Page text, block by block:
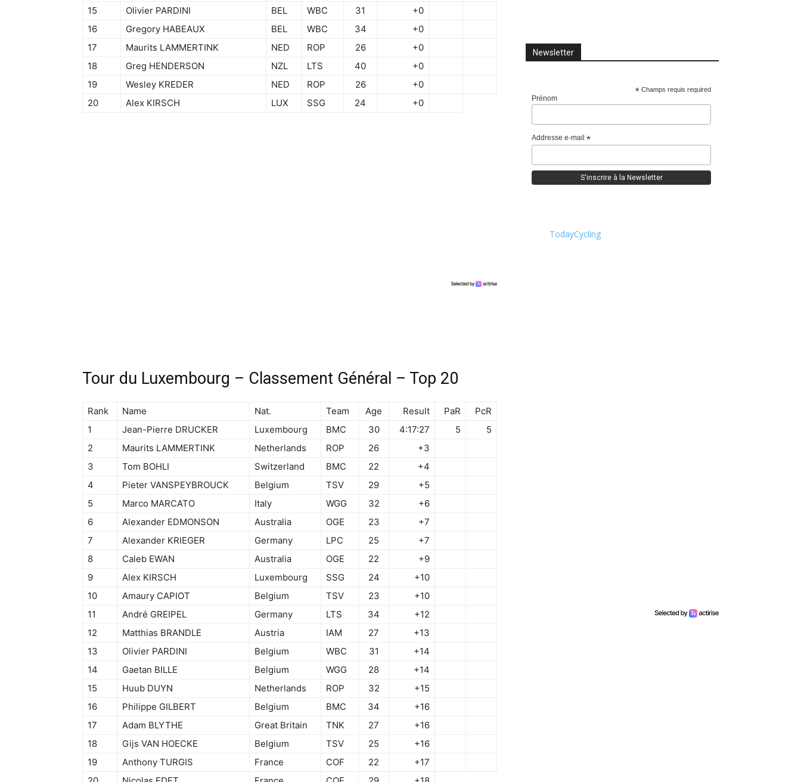
15
Olivier PARDINI BEL WBC 31
+0
16
Gregory HABEAUX BEL WBC 34
+0
17
Maurits LAMMERTINK NED ROP 26
+0
18
Greg HENDERSON NZL LTS 40
+0
19
Wesley KREDER NED ROP 26
+0
20
Alex KIRSCH LUX SSG 24 +0
Tour du Luxembourg – Classement Général – Top 20
Rank Name Nat. Team Age Result PaR
PcR
1
Jean-Pierre DRUCKER Luxembourg BMC 30 4:17:27 5
5
2
Maurits LAMMERTINK Netherlands ROP 26
+3
3
Tom BOHLI Switzerland BMC 22
+4
4
Pieter VANSPEYBROUCK Belgium TSV 29
+5
5
Marco MARCATO Italy WGG 32
+6
6
Alexander EDMONSON Australia OGE 23
+7
7
Alexander KRIEGER Germany LPC 25
+7
8
Caleb EWAN Australia OGE 22
+9
9
Alex KIRSCH Luxembourg SSG 24
+10
10
Amaury CAPIOT Belgium TSV 23
+10
11
André GREIPEL Germany LTS 34
+12
12
Matthias BRANDLE Austria IAM 27
+13
13
Olivier PARDINI Belgium WBC 31
+14
14
Gaetan BILLE Belgium WGG 28
+14
15
Huub DUYN Netherlands ROP 32
+15
16
Philippe GILBERT Belgium BMC 34
+16
17
Adam BLYTHE Great Britain TNK 27
+16
18
Gijs VAN HOECKE Belgium TSV 25
+16
19
Anthony TURGIS France COF 22
+17
Newsletter
* Champs requis required
Prénom
Addresse e-mail *
TodayCycling